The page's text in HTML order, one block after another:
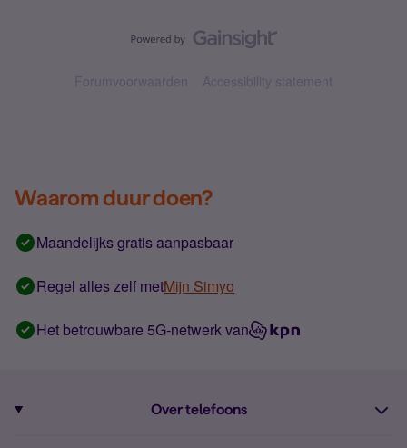
Forumvoorwaarden Accessibility statement
Waarom duur doen?
Maandelijks gratis aanpasbaar
Regel alles zelf metMijn Simyo
Het betrouwbare 5G-netwerk van
Over telefoons